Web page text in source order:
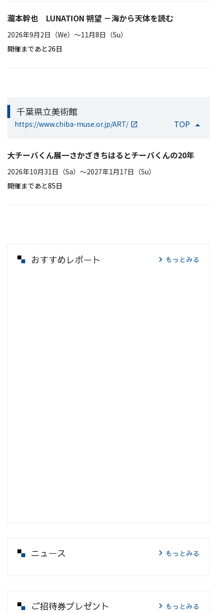
瀧本幹也 LUNATION 朔望 －海から天体を読む
2026年9月2日（We）〜11月8日（Su）
開催まであと26日
千葉県立美術館
https://www.chiba-muse.or.jp/ART/ TOP
大チーバくん展一さかざきちはるとチーバくんの20年
2026年10月31日（Sa）〜2027年1月17日（Su）
開催まであと85日
おすすめレポート もっとみる
ニュース もっとみる
ご招待券プレゼント もっとみる